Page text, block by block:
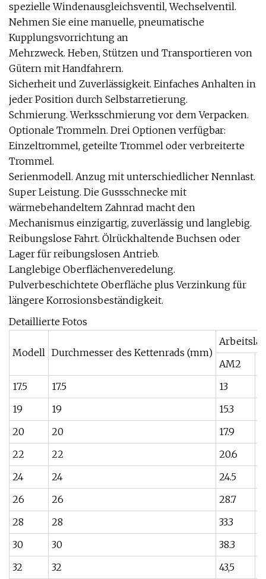
spezielle Windenausgleichsventil, Wechselventil.
Nehmen Sie eine manuelle, pneumatische
Kupplungsvorrichtung an
Mehrzweck. Heben, Stützen und Transportieren von
Gütern mit Handfahrern.
Sicherheit und Zuverlässigkeit. Einfaches Anhalten in
jeder Position durch Selbstarretierung.
Schmierung. Werksschmierung vor dem Verpacken.
Optionale Trommeln. Drei Optionen verfügbar:
Einzeltrommel, geteilte Trommel oder verbreiterte
Trommel.
Serienmodell. Anzug mit unterschiedlicher Nennlast.
Super Leistung. Die Gussschnecke mit
wärmebehandeltem Zahnrad macht den
Mechanismus einzigartig, zuverlässig und langlebig.
Reibungslose Fahrt. Ölrückhaltende Buchsen oder
Lager für reibungslosen Antrieb.
Langlebige Oberflächenveredelung.
Pulverbeschichtete Oberfläche plus Verzinkung für
längere Korrosionsbeständigkeit.
Detaillierte Fotos
Modell Durchmesser des Kettenrads (mm)
AM2
17.5
17.5 13
19
19 15.3
20
20 17.9
22
22 20.6
24
24 24.5
26
26 28.7
28
28 33.3
30
30 38.3
32
32 43,5